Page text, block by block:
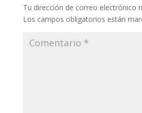
Tu dirección de correo electrónico
Los campos obligatorios están